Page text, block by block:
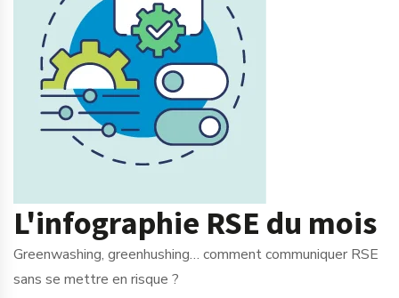
L'infographie RSE du mois
Greenwashing, greenhushing… comment communiquer RSE
sans se mettre en risque ?